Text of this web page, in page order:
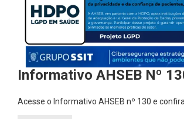
Informativo AHSEB Nº
Acesse o Informativo AHSEB nº 130 e